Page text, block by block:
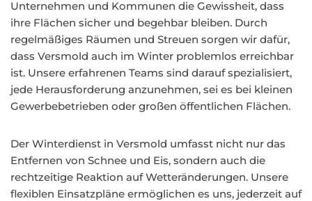
Unternehmen und Kommunen die Gewissheit, dass
ihre Flächen sicher und begehbar bleiben. Durch
regelmäßiges Räumen und Streuen sorgen wir dafür,
dass Versmold auch im Winter problemlos erreichbar
ist. Unsere erfahrenen Teams sind darauf spezialisiert,
jede Herausforderung anzunehmen, sei es bei kleinen
Gewerbebetrieben oder großen öffentlichen Flächen.
Der Winterdienst in Versmold umfasst nicht nur das
Entfernen von Schnee und Eis, sondern auch die
rechtzeitige Reaktion auf Wetteränderungen. Unsere
flexiblen Einsatzpläne ermöglichen es uns, jederzeit auf